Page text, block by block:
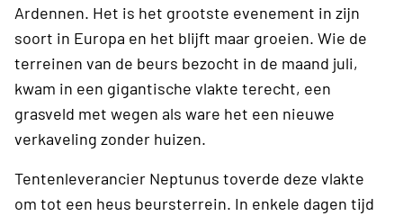
Ardennen. Het is het grootste evenement in zijn
soort in Europa en het blijft maar groeien. Wie de
terreinen van de beurs bezocht in de maand juli,
kwam in een gigantische vlakte terecht, een
grasveld met wegen als ware het een nieuwe
verkaveling zonder huizen.
Tentenleverancier Neptunus toverde deze vlakte
om tot een heus beursterrein. In enkele dagen tijd